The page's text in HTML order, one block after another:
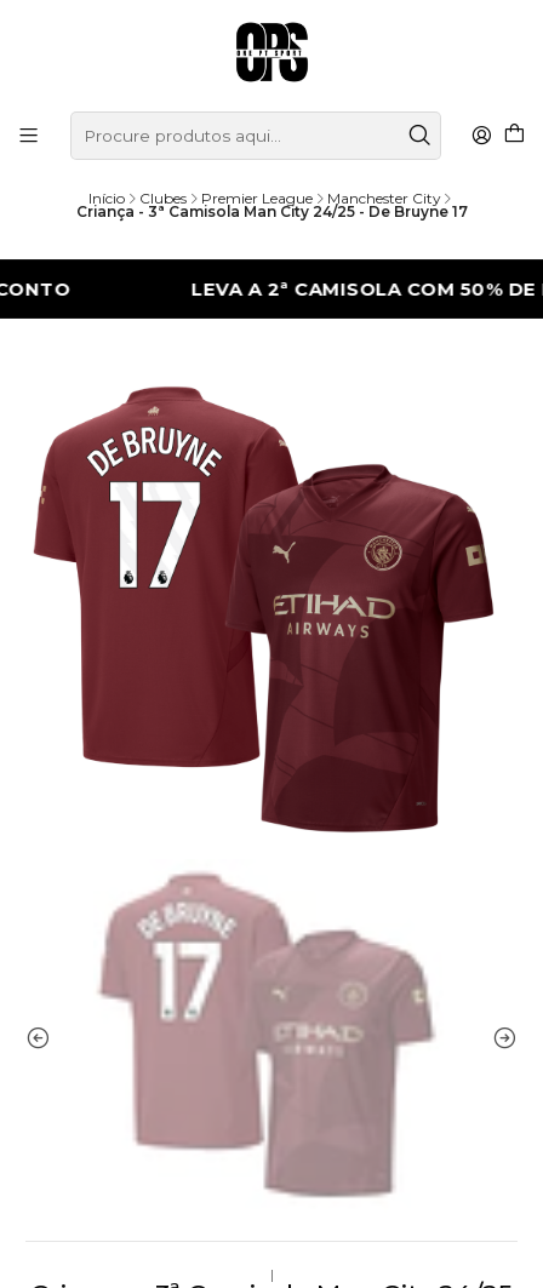
Início Clubes Premier League Manchester City
Criança - 3ª Camisola Man City 24/25 - De Bruyne 17
LEVA A 2ª CAMISOLA COM 50% DE
|